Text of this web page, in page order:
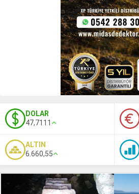
DOLAR
47,7111
ALTIN
6.660,55